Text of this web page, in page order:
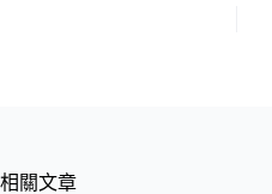
相關文章